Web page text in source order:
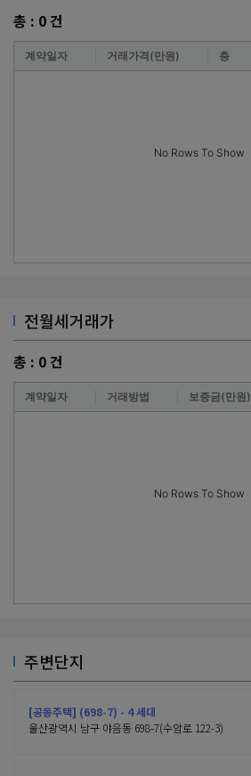
총 : 0건
계약일자 거래가격(만원) 층
No Rows To Show
전월세거래가
총 : 0건
계약일자 거래방법 보증금(만원)
No Rows To Show
주변단지
[공동주택] (698-7) - 4 세대
울산광역시 남구 야음동 698-7(수암로 122-3)